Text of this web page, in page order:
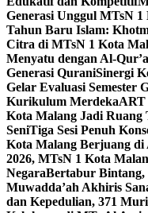
Generasi Unggul MTsN
Tahun Baru Islam:
Citra di MTsN 1 Kota
Menyatu dengan Al-
Generasi QuraniSinergi
Gelar Evaluasi Semester
Kurikulum MerdekaART
Kota Malang Jadi Ruang
SeniTiga Sesi Penuh
Kota Malang Berjuang di
2026, MTsN 1 Kota
NegaraBertabur Bintang,
Muwadda’ah Akhiris
dan Kepedulian, 371